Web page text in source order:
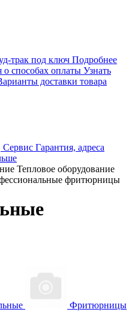
трак под ключ Подробнее
способах оплаты Узнать
доставки товара
Сервис Гарантия, адреса
Тепловое оборудование
фритюрницы
Фритюрницы